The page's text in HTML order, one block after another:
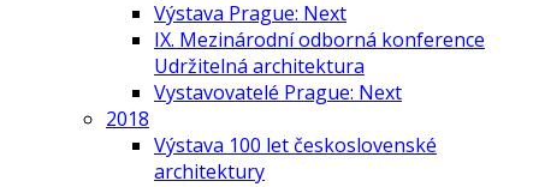
Výstava Prague: Next
IX. Mezinárodní odborná konference
Udržitelná architektura
Vystavovatelé Prague: Next
2018
Výstava 100 let československé
architektury